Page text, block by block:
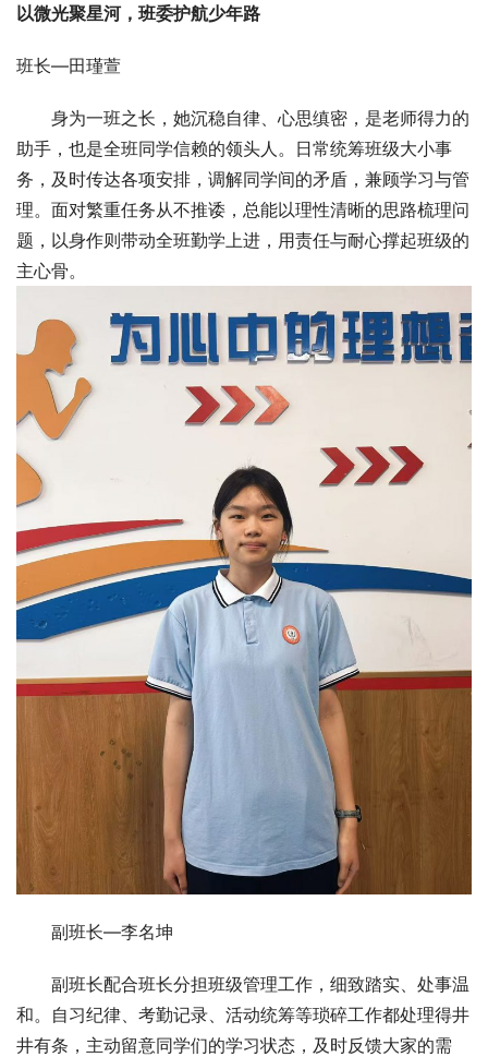
以微光聚星河，班委护航少年路
班长—田瑾萱
身为一班之长，她沉稳自律、心思缜密，是老师得力的
助手，也是全班同学信赖的领头人。日常统筹班级大小事
务，及时传达各项安排，调解同学间的矛盾，兼顾学习与管
理。面对繁重任务从不推诿，总能以理性清晰的思路梳理问
题，以身作则带动全班勤学上进，用责任与耐心撑起班级的
主心骨。
副班长—李名坤
副班长配合班长分担班级管理工作，细致踏实、处事温
和。自习纪律、考勤记录、活动统筹等琐碎工作都处理得井
井有条，主动留意同学们的学习状态，及时反馈大家的需